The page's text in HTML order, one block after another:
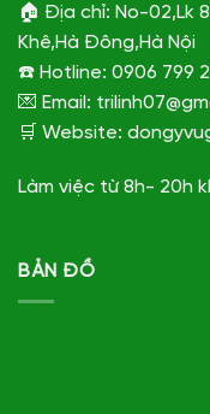
🏠 Địa chỉ: No-02,Lk
Khê,Hà Đông,Hà Nội
☎️ Hotline: 0906 799
💌 Email:
🛒 Website:
Làm việc từ 8h- 20h
BẢN ĐỒ